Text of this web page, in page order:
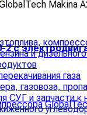
и
газа
газовоза,
СУГ и запчасти к
Makina
c